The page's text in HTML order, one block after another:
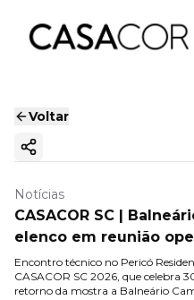
Voltar
Copiar link
Notícias
CASACOR SC |
elenco em reunião
Encontro técnico no Pericó
CASACOR SC 2026, que celebra
retorno da mostra a Balneário